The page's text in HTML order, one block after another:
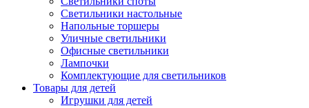
Светильники настольные
Напольные торшеры
Уличные светильники
Офисные светильники
Лампочки
Комплектующие для светильников
Товары для детей
Игрушки для детей